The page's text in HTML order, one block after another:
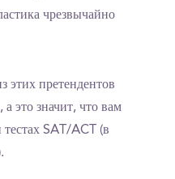
чрезвычайно
этих претендентов
это значит, что вам
SAT/ACT (в